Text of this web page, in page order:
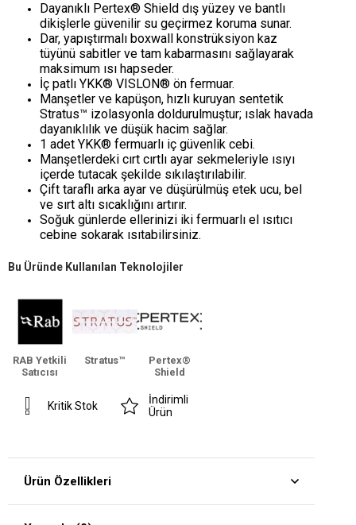
Dayanıklı Pertex® Shield dış yüzey ve bantlı
dikişlerle güvenilir su geçirmez koruma sunar.
Dar, yapıştırmalı boxwall konstrüksiyon kaz
tüyünü sabitler ve tam kabarmasını sağlayarak
maksimum ısı hapseder.
İç patlı YKK® VISLON® ön fermuar.
Manşetler ve kapüşon, hızlı kuruyan sentetik
Stratus™ izolasyonla doldurulmuştur; ıslak havada
dayanıklılık ve düşük hacim sağlar.
1 adet YKK® fermuarlı iç güvenlik cebi.
Manşetlerdeki cırt cırtlı ayar sekmeleriyle ısıyı
içerde tutacak şekilde sıkılaştırılabilir.
Çift taraflı arka ayar ve düşürülmüş etek ucu, bel
ve sırt altı sıcaklığını artırır.
Soğuk günlerde ellerinizi iki fermuarlı el ısıtıcı
cebine sokarak ısıtabilirsiniz.
Bu Üründe Kullanılan Teknolojiler
RAB Yetkili
Satıcısı
Stratus™
Pertex®
Shield
Kritik Stok
İndirimli
Ürün
Ürün Özellikleri